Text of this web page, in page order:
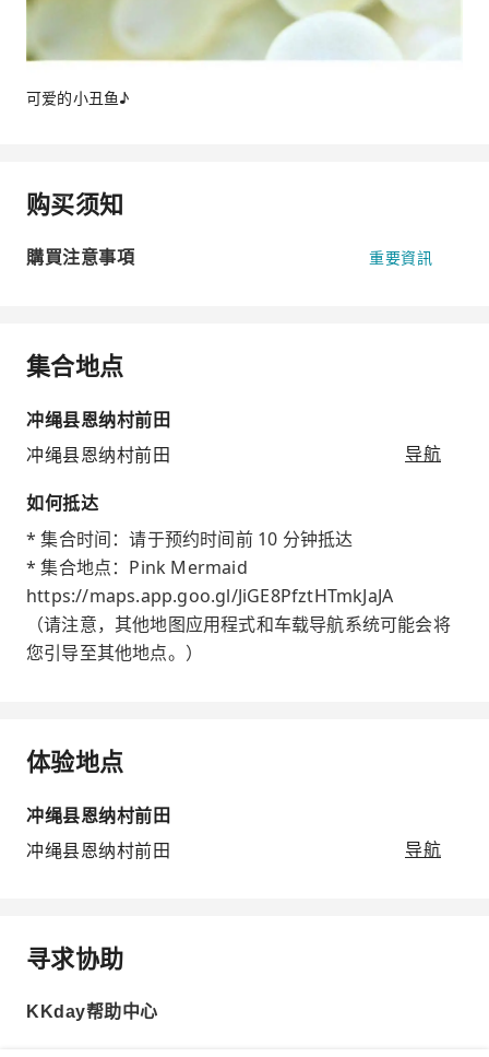
可爱的小丑鱼♪
购买须知
購買注意事項 重要資訊
集合地点
冲绳县恩纳村前田
冲绳县恩纳村前田
导航
如何抵达
* 集合时间：请于预约时间前 10 分钟抵达
* 集合地点：Pink Mermaid
https://maps.app.goo.gl/JiGE8PfztHTmkJaJA
（请注意，其他地图应用程式和车载导航系统可能会将
您引导至其他地点。）
体验地点
冲绳县恩纳村前田
冲绳县恩纳村前田
导航
寻求协助
KKday帮助中心